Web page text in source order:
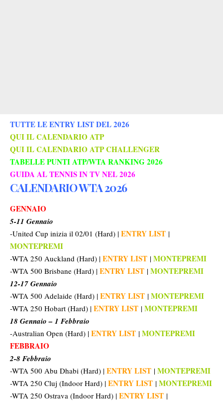
TUTTE LE ENTRY LIST DEL 2026
QUI IL CALENDARIO ATP
QUI IL CALENDARIO ATP CHALLENGER
TABELLE PUNTI ATP/WTA RANKING 2026
GUIDA AL TENNIS IN TV NEL 2026
CALENDARIO WTA 2026
GENNAIO
5-11 Gennaio
-United Cup inizia il 02/01 (Hard) | ENTRY LIST |
MONTEPREMI
-WTA 250 Auckland (Hard) | ENTRY LIST | MONTEPREMI
-WTA 500 Brisbane (Hard) | ENTRY LIST | MONTEPREMI
12-17 Gennaio
-WTA 500 Adelaide (Hard) | ENTRY LIST | MONTEPREMI
-WTA 250 Hobart (Hard) | ENTRY LIST | MONTEPREMI
18 Gennaio – 1 Febbraio
-Australian Open (Hard) | ENTRY LIST | MONTEPREMI
FEBBRAIO
2-8 Febbraio
-WTA 500 Abu Dhabi (Hard) | ENTRY LIST | MONTEPREMI
-WTA 250 Cluj (Indoor Hard) | ENTRY LIST | MONTEPREMI
-WTA 250 Ostrava (Indoor Hard) | ENTRY LIST |